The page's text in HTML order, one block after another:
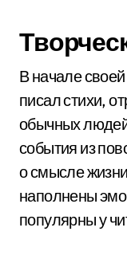
В начале
писал стихи,
обычных
события из
о смысле
наполнены
популярны у